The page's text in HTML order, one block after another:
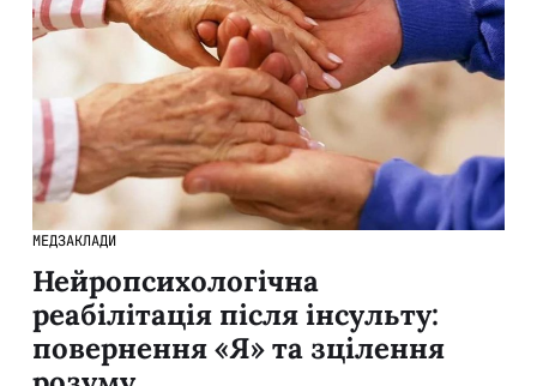
МЕДЗАКЛАДИ
Нейропсихологічна
реабілітація після інсульту:
повернення «Я» та зцілення